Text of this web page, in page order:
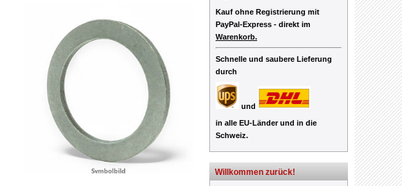
Kauf ohne Registrierung mit
PayPal-Express - direkt im
Warenkorb.
Schnelle und saubere Lieferung
durch
und
in alle EU-Länder und in die
Schweiz.
Willkommen zurück!